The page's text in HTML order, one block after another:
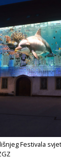
Festivala